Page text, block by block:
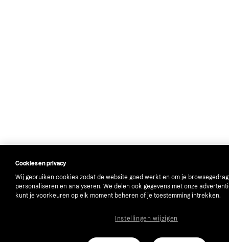
Cookies en privacy
Wij gebruiken cookies zodat de website goed werkt en om je
personaliseren en analyseren. We delen ook gegevens met onze
kunt je voorkeuren op elk moment beheren of je toestemming intrekken.
Instellingen wijzigen